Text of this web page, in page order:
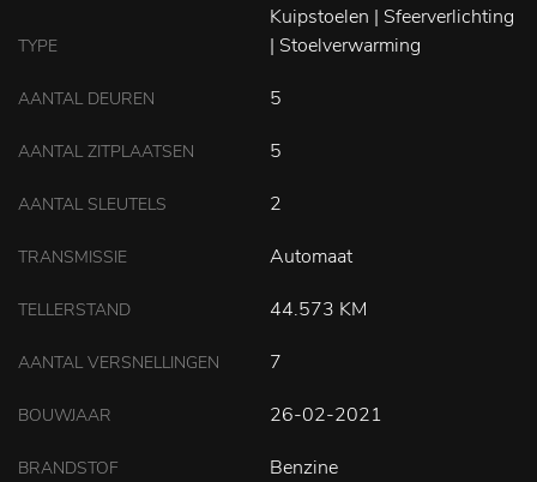
TYPE
Kuipstoelen | Sfeerverlichting
| Stoelverwarming
AANTAL DEUREN 5
AANTAL ZITPLAATSEN 5
AANTAL SLEUTELS 2
TRANSMISSIE Automaat
TELLERSTAND 44.573 KM
AANTAL VERSNELLINGEN 7
BOUWJAAR 26-02-2021
BRANDSTOF Benzine